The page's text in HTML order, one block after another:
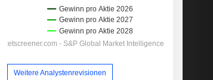
Weitere Analystenrevisionen